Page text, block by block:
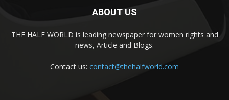
ABOUT US
THE HALF WORLD is leading newspaper for women rights and
news, Article and Blogs.
Contact us: contact@thehalfworld.com